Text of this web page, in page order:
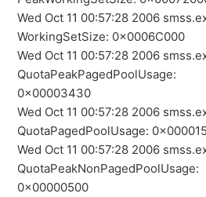
Wed Oct 11 00:57:28 2006
WorkingSetSize: 0x0006C000
Wed Oct 11 00:57:28 2006
QuotaPeakPagedPoolUsage:
0x00003430
Wed Oct 11 00:57:28 2006
QuotaPagedPoolUsage:
Wed Oct 11 00:57:28 2006
QuotaPeakNonPagedPoolUsage:
0x00000500